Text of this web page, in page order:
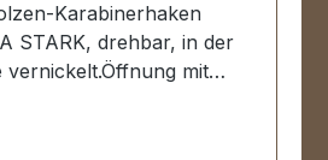
Karabinerhaken
STARK, drehbar, in der
vernickelt.Öffnung mit